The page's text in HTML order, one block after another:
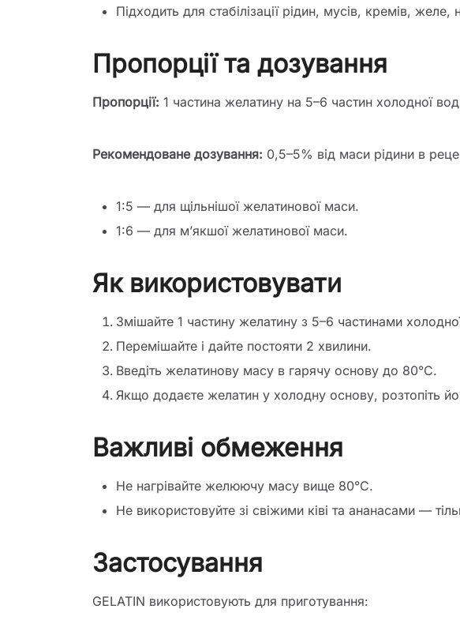
Підходить для стабілізації рідин, мусів, кремів, желе,
Пропорції та дозування
Пропорції: 1 частина желатину на 5–6 частин холодної
Рекомендоване дозування: 0,5–5% від маси рідини в
1:5 — для щільнішої желатинової маси.
1:6 — для м’якшої желатинової маси.
Як використовувати
Змішайте 1 частину желатину з 5–6 частинами
Перемішайте і дайте постояти 2 хвилини.
Введіть желатинову масу в гарячу основу до 80°C.
Якщо додаєте желатин у холодну основу, розтопіть
Важливі обмеження
Не нагрівайте желюючу масу вище 80°C.
Не використовуйте зі свіжими ківі та ананасами —
Застосування
GELATIN використовують для приготування: